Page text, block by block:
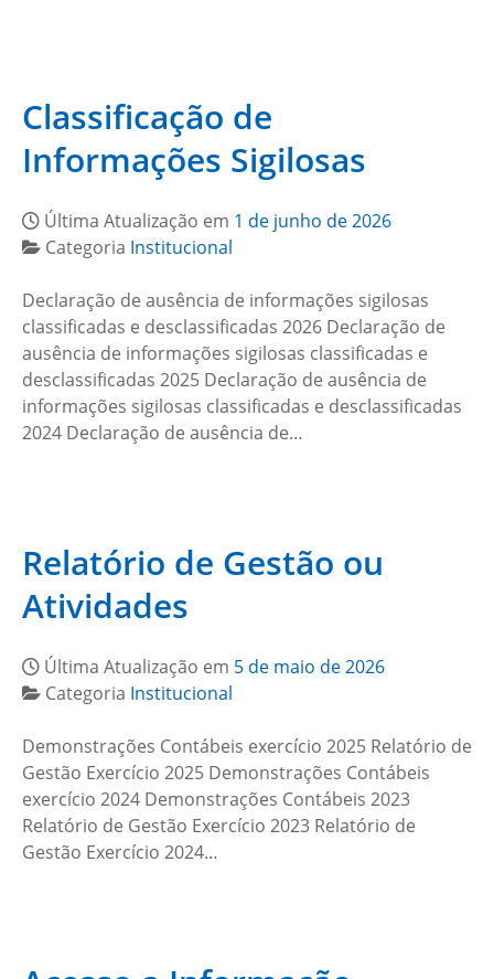
Classificação de
Informações Sigilosas
Última Atualização em 1 de junho de 2026
Categoria Institucional
Declaração de ausência de informações sigilosas
classificadas e desclassificadas 2026 Declaração de
ausência de informações sigilosas classificadas e
desclassificadas 2025 Declaração de ausência de
informações sigilosas classificadas e desclassificadas
2024 Declaração de ausência de…
Relatório de Gestão ou
Atividades
Última Atualização em 5 de maio de 2026
Categoria Institucional
Demonstrações Contábeis exercício 2025 Relatório de
Gestão Exercício 2025 Demonstrações Contábeis
exercício 2024 Demonstrações Contábeis 2023
Relatório de Gestão Exercício 2023 Relatório de
Gestão Exercício 2024…